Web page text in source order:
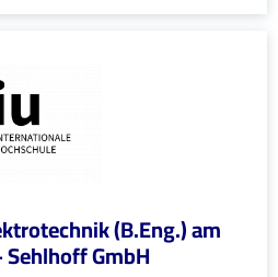
(B.Eng.) am
GmbH